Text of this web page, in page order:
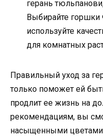
герань
Выбирайте горшки
используйте
для комнатных
Правильный уход за
только поможет ей
продлит ее жизнь на
рекомендациям, вы
насыщенными цветами